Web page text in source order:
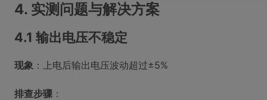
4. 实测问题与解决方案
4.1 输出电压不稳定
现象 ：上电后输出电压波动超过±5%
排查步骤 ：